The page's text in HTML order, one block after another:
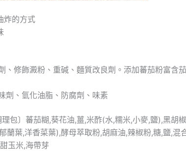
炸的方式
、修飾澱粉、重碱、麵質改良劑。添加蕃茄粉富含
劑、氫化油脂、防腐劑、味素
包〕蕃茄糊,葵花油,薑,米酢(水,糯米,小麥,鹽),黑胡
蘭葉,洋香菜葉),酵母萃取粉,胡麻油,辣椒粉,糖,鹽,混
玉米,海帶芽